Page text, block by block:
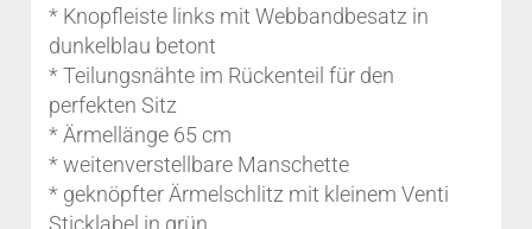
* Knopfleiste links mit Webbandbesatz in
dunkelblau betont
* Teilungsnähte im Rückenteil für den
perfekten Sitz
* Ärmellänge 65 cm
* weitenverstellbare Manschette
* geknöpfter Ärmelschlitz mit kleinem Venti
Sticklabel in grün